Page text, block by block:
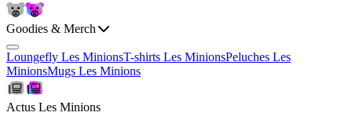
Goodies & Merch
Loungefly Les MinionsT-shirts Les MinionsPeluches Les
MinionsMugs Les Minions
Actus Les Minions